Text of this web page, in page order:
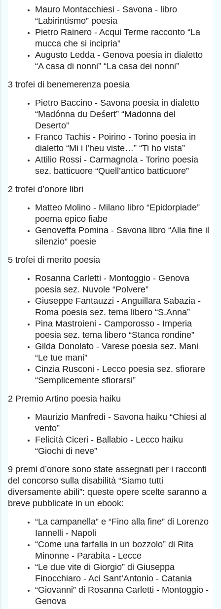
Mauro Montacchiesi - Savona - libro
“Labirintismo” poesia
Pietro Rainero - Acqui Terme racconto “La
mucca che si incipria”
Augusto Ledda - Genova poesia in dialetto
“A casa di nonni” “La casa dei nonni”
3 trofei di benemerenza poesia
Pietro Baccino - Savona poesia in dialetto
“Madónna du Deśert” “Madonna del
Deserto”
Franco Tachis - Poirino - Torino poesia in
dialetto “Mi i l’heu viste…” “Ti ho vista”
Attilio Rossi - Carmagnola - Torino poesia
sez. batticuore “Quell’antico batticuore”
2 trofei d’onore libri
Matteo Molino - Milano libro “Epidorpiade”
poema epico fiabe
Genoveffa Pomina - Savona libro “Alla fine il
silenzio” poesie
5 trofei di merito poesia
Rosanna Carletti - Montoggio - Genova
poesia sez. Nuvole “Polvere”
Giuseppe Fantauzzi - Anguillara Sabazia -
Roma poesia sez. tema libero “S.Anna”
Pina Mastroieni - Camporosso - Imperia
poesia sez. tema libero “Stanca rondine”
Gilda Donolato - Varese poesia sez. Mani
“Le tue mani”
Cinzia Rusconi - Lecco poesia sez. sfiorare
“Semplicemente sfiorarsi”
2 Premio Artino poesia haiku
Maurizio Manfredi - Savona haiku “Chiesi al
vento”
Felicità Ciceri - Ballabio - Lecco haiku
“Giochi di neve”
9 premi d’onore sono state assegnati per i racconti
del concorso sulla disabilità “Siamo tutti
diversamente abili”: queste opere scelte saranno a
breve pubblicate in un ebook:
“La campanella” e “Fino alla fine” di Lorenzo
Iannelli - Napoli
“Come una farfalla in un bozzolo” di Rita
Minonne - Parabita - Lecce
“Le due vite di Giorgio” di Giuseppa
Finocchiaro - Aci Sant’Antonio - Catania
“Giovanni” di Rosanna Carletti - Montoggio -
Genova